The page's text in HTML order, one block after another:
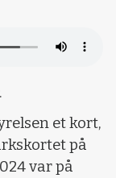
et kort,
på
var på